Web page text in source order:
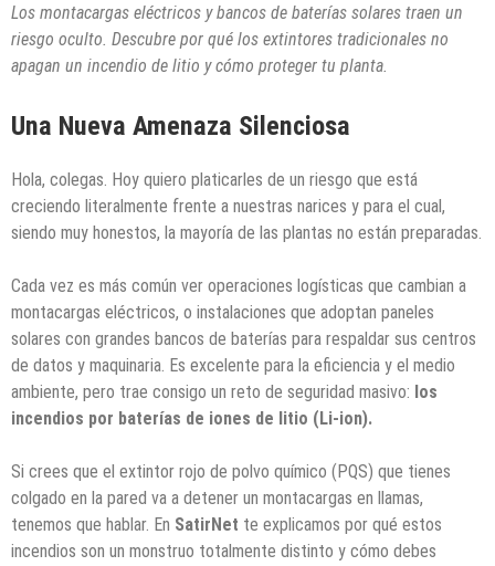
Los montacargas eléctricos y bancos de baterías solares traen un
riesgo oculto. Descubre por qué los extintores tradicionales no
apagan un incendio de litio y cómo proteger tu planta.
Una Nueva Amenaza Silenciosa
Hola, colegas. Hoy quiero platicarles de un riesgo que está
creciendo literalmente frente a nuestras narices y para el cual,
siendo muy honestos, la mayoría de las plantas no están preparadas.
Cada vez es más común ver operaciones logísticas que cambian a
montacargas eléctricos, o instalaciones que adoptan paneles
solares con grandes bancos de baterías para respaldar sus centros
de datos y maquinaria. Es excelente para la eficiencia y el medio
ambiente, pero trae consigo un reto de seguridad masivo: los
incendios por baterías de iones de litio (Li-ion).
Si crees que el extintor rojo de polvo químico (PQS) que tienes
colgado en la pared va a detener un montacargas en llamas,
tenemos que hablar. En SatirNet te explicamos por qué estos
incendios son un monstruo totalmente distinto y cómo debes